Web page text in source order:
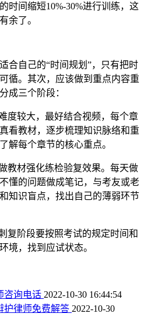
时间缩短10%-30%进行训练，这
余了。
合自己的“时间规划”，只有把时
循。其次，应该做到重点内容重
成三个阶段：
度较大，最好结合视频，每个章
看教材，逐步梳理知识脉络和重
解每个章节的核心重点。
教材强化练检验复效果。每天做
懂的问题做成笔记，与考友或老
知识盲点，找出自己的薄弱环节
复阶段要按照考试的规定时间和
境，找到应试状态。
咨询电话 2022-10-30 16:44:54
护律师免费解答 2022-10-30